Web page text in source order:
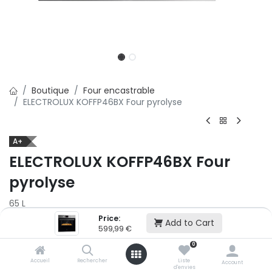
Price:
599,99 € Add to Cart
Accueil Rechercher
0
Liste
d'envies
Account
Boutique
Four encastrable
ELECTROLUX KOFFP46BX Four pyrolyse
A+
ELECTROLUX KOFFP46BX Four
pyrolyse
65 L
€
Ajouter au panier